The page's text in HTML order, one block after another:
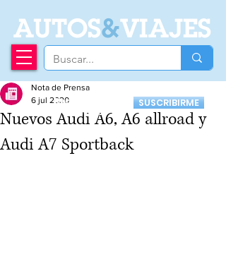
AUTOS&VIAJES
Recibí nuestro
Newsletter
SUSCRIBIRME
Nuevos Audi A6, A6 allroad y
Audi A7 Sportback
Nota de Prensa
6 jul 2020